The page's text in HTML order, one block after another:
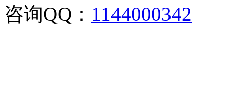
咨询QQ： 1144000342